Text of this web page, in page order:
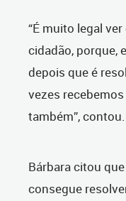
“É muito legal
cidadão, porque,
depois que é
vezes
também”, contou.
Bárbara citou
consegue